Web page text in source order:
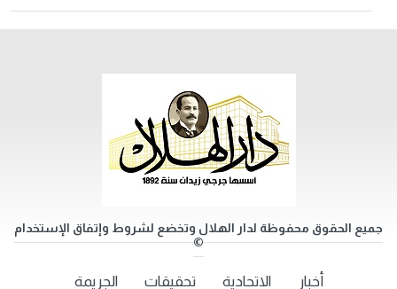
جميع الحقوق محفوظة لدار الهلال وتخضع لشروط وإتفاق الإستخدام
©
أخبار الاتحادية تحقيقات الجريمة